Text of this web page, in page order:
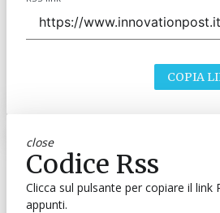
COPIA
close
Codice Rss
Clicca sul pulsante per copiare il link
appunti.